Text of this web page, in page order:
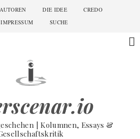
AUTOREN DIE IDEE
CREDO
IMPRESSUM
SUCHE
| Kolumnen, Essays &